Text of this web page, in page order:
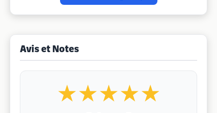
Avis et Notes
★★★★★